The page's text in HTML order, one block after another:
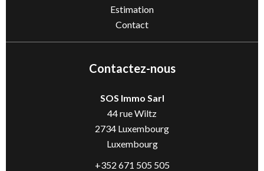
Estimation
Contact
Contactez-nous
SOS Immo Sarl
44 rue Wiltz
2734 Luxembourg
Luxembourg
+352 671 505 505